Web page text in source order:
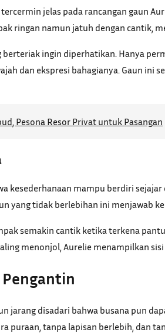
jelas pada rancangan gaun
ringan namun jatuh dengan
ingin diperhatikan. Hanya
dan ekspresi bahagianya. Gaun
Pesona Resor Privat untuk Pasangan
kesederhanaan mampu berdiri
yang tidak berlebihan ini menjawab
semakin cantik ketika terkena
menonjol, Aurelie menampilkan
Pengantin
jarang disadari bahwa busana pun
puraan, tanpa lapisan berlebih, dan